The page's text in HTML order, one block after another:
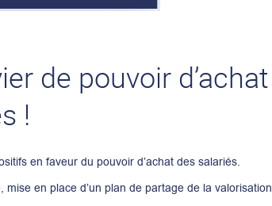
de pouvoir d’achat
!
en faveur du pouvoir d’achat des salariés.
en place d’un plan de partage de la valorisation